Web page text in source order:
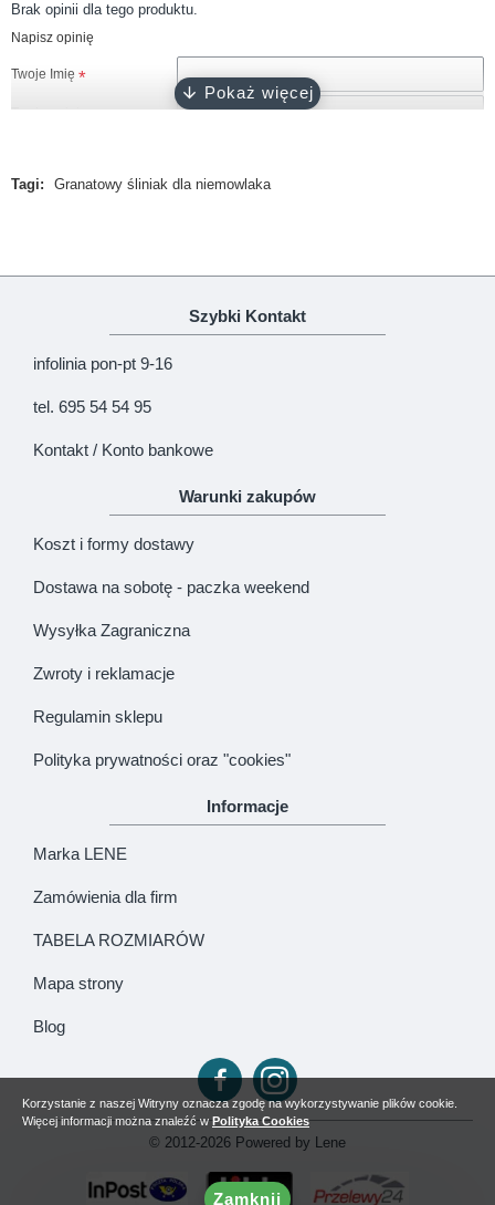
Kolor
biały, różowy, ciemny róż, błękitny,
Certyfikat Oeko-Tex 100
Brak opinii dla tego produktu.
Napisz opinię
Twoje Imię
Twoja opinia
KONTYNUUJ
Tagi: Granatowy śliniak dla niemowlaka
Szybki Kontakt
infolinia pon-pt 9-16
tel. 695 54 54 95
Kontakt / Konto bankowe
Warunki zakupów
Koszt i formy dostawy
Dostawa na sobotę - paczka weekend
Wysyłka Zagraniczna
Zwroty i reklamacje
Regulamin sklepu
Polityka prywatności oraz "cookies"
Informacje
Marka LENE
Zamówienia dla firm
TABELA ROZMIARÓW
Mapa strony
Blog
© 2012-2026 Powered by Lene
Zamknij
Korzystanie z naszej Witryny oznacza zgodę na wykorzystywanie plików cookie.
Więcej informacji można znaleźć wPolityka Cookies